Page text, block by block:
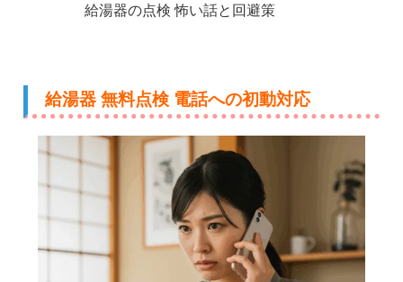
給湯器の点検 怖い話と回避策
給湯器 無料点検 電話への初動対応